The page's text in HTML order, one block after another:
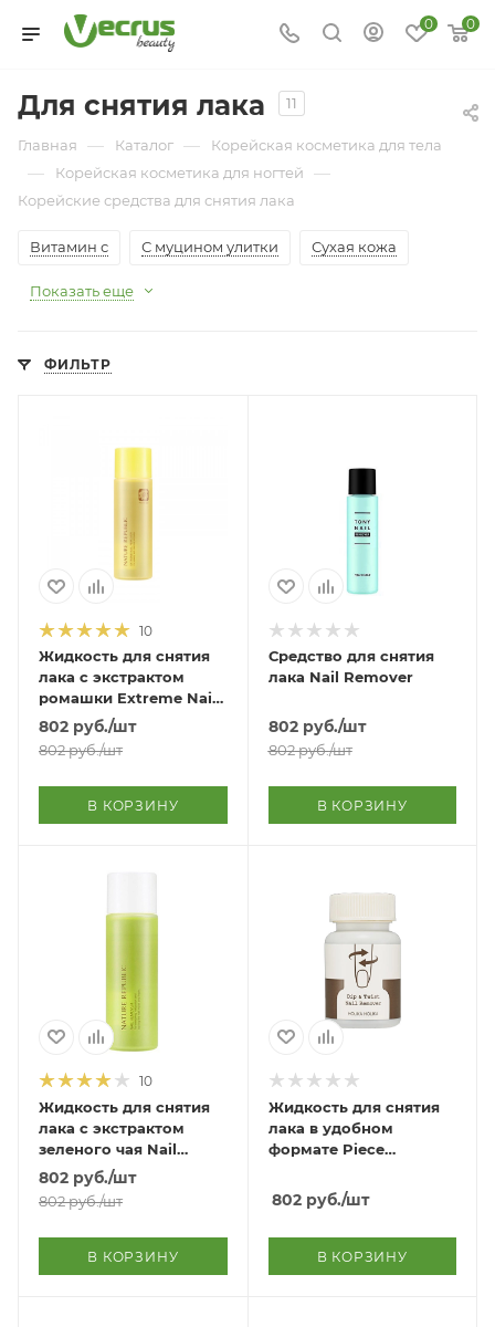
0 0
Для снятия лака 11
Главная — Каталог — Корейская косметика для тела
— Корейская косметика для ногтей —
Корейские средства для снятия лака
Витамин с С муцином улитки Сухая кожа
Показать еще
ФИЛЬТР
10
Жидкость для снятия
лака с экстрактом
ромашки Extreme Nail
Remover
802 руб./шт
802руб./шт
В КОРЗИНУ
Средство для снятия
лака Nail Remover
802руб./шт
802руб./шт
В КОРЗИНУ
10
Жидкость для снятия
лака с экстрактом
зеленого чая Nail
Remover Green Tea
802 руб./шт
802руб./шт
В КОРЗИНУ
Жидкость для снятия
лака в удобном
формате Piece
802руб./шт
В КОРЗИНУ